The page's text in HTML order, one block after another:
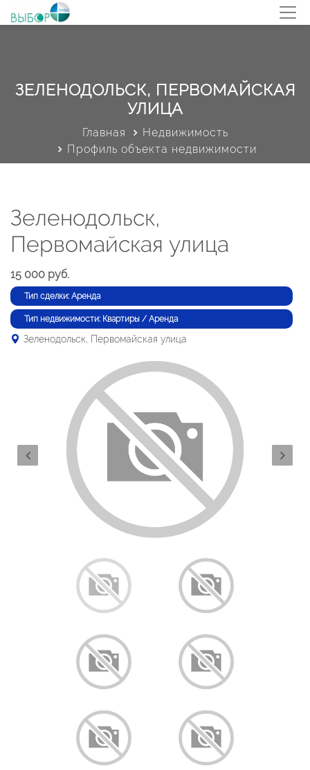
ЗЕЛЕНОДОЛЬСК, ПЕРВОМАЙСКАЯ
УЛИЦА
Главная
Недвижимость
Профиль объекта недвижимости
Зеленодольск,
Первомайская улица
15 000 руб.
Тип сделки: Аренда
Тип недвижимости: Квартиры / Аренда
Зеленодольск, Первомайская улица